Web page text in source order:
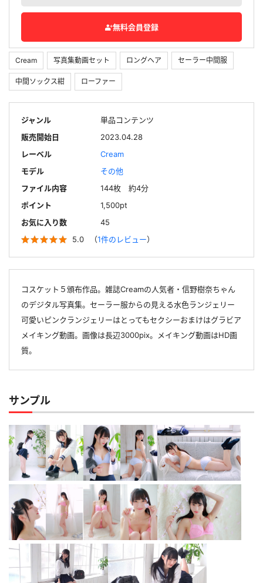
Cream 写真集動画セット ロングヘア セーラー中間服
中間ソックス紺 ローファー
ジャンル
単品コンテンツ
販売開始日
2023.04.28
レーベル
Cream
モデル
その他
ファイル内容
144枚 約4分
ポイント
1,500pt
お気に入り数
45
5.0
（1件のレビュー）
コスケット５頒布作品。雑誌Creamの人気者・信野樹奈ちゃん
のデジタル写真集。セーラー服からの見える水色ランジェリー
可愛いピンクランジェリーはとってもセクシーおまけはグラビア
メイキング動画。画像は長辺3000pix。メイキング動画はHD画
質。
無料会員登録
サンプル